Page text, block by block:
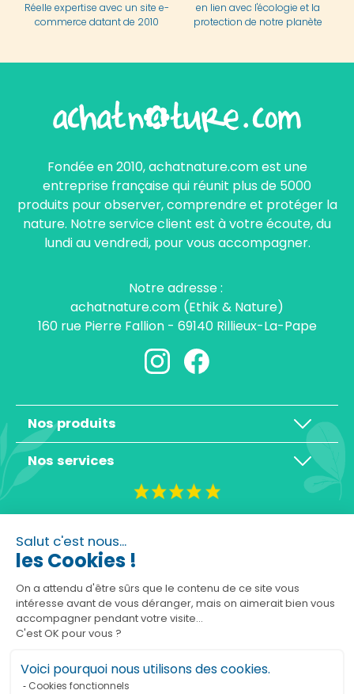
Salut c'est nous...
les Cookies !
On a attendu d'être sûrs que le contenu de ce site vous
intéresse avant de vous déranger, mais on aimerait bien vous
accompagner pendant votre visite...
C'est OK pour vous ?
Voici pourquoi nous utilisons des cookies.
Cookies fonctionnels
Réelle expertise avec un site e-
commerce datant de 2010
en lien avec l'écologie et la
protection de notre planète
Fondée en 2010, achatnature.com est une
entreprise française qui réunit plus de 5000
produits pour observer, comprendre et protéger la
nature. Notre service client est à votre écoute, du
lundi au vendredi, pour vous accompagner.
Notre adresse :
achatnature.com (Ethik & Nature)
160 rue Pierre Fallion - 69140 Rillieux-La-Pape
Nos produits
Nos services
Basé sur 10465 avis